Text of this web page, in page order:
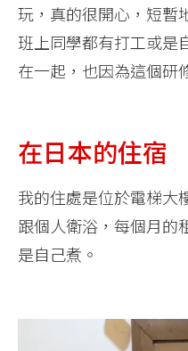
玩，真的很開心，短暫
班上同學都有打工或是
在一起，也因為這個研
在日本的住宿
我的住處是位於電梯大
跟個人衛浴，每個月的
是自己煮。